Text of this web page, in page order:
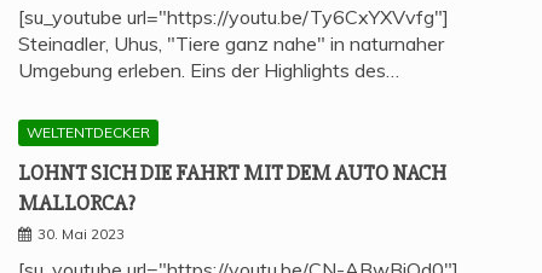
[su_youtube url="https://youtu.be/Ty6CxYXVvfg"]
Steinadler, Uhus, "Tiere ganz nahe" in naturnaher
Umgebung erleben. Eins der Highlights des…
WELTENTDECKER
LOHNT SICH DIE FAHRT MIT DEM AUTO NACH
MALLORCA?
30. Mai 2023